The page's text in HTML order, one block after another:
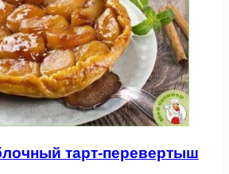
тарт-перевертыш